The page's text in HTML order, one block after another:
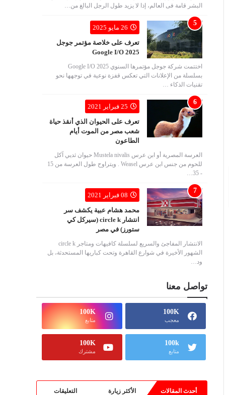
البشر قامة فى العالم، إذا لا يزيد طول الرجل البالغ من…
26 مايو 2025
تعرف على خلاصة مؤتمر جوجل
Google I/O 2025
اختتمت شركة جوجل مؤتمرها السنوي Google I/O 2025
بسلسلة من الإعلانات التي تعكس قفزة نوعية في توجهها نحو
تقنيات الذكاء …
25 فبراير 2021
تعرف على الحيوان الذي أنقذ حياة
شعب مصر من الموت أيام
الطاعون
العرسة المصرية أو ابن عرس Mustela nivalis حيوان ثديي آكل
للحوم من جنس ابن عرس Weasel . ويتراوح طول العرسة من 15
- 35…
08 فبراير 2021
محمد هشام عبية يكشف سر
انتشار circle k (سيركل كي
ستورز) في مصر
الشهور الأخيرة في شوارع القاهرة وتحت كباريها المستحدثة، بل
ود…
تواصل معنا
100K
معجب
100K
متابع
100k
متابع
100K
مشترك
أحدث المقالات الأكثر زيارة التعليقات